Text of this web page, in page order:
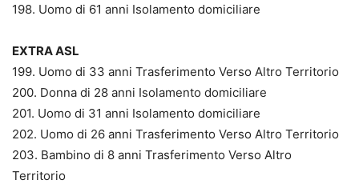
198. Uomo di 61 anni Isolamento domiciliare
EXTRA ASL
199. Uomo di 33 anni Trasferimento Verso Altro Territorio
200. Donna di 28 anni Isolamento domiciliare
201. Uomo di 31 anni Isolamento domiciliare
202. Uomo di 26 anni Trasferimento Verso Altro Territorio
203. Bambino di 8 anni Trasferimento Verso Altro
Territorio